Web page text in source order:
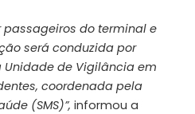
passageiros do terminal e
será conduzida por
de Vigilância em
coordenada pela
(SMS)”, informou a